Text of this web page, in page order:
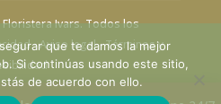
Floristera Ivars. Todos los
- Aviso legal -Términos y
que te damos la mejor
Si continúas usando este sitio,
de acuerdo con ello.